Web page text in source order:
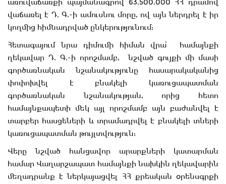
առուվաճառքի պայմանագրով 63.500.000 ՀՀ դրամով
վաճառել է Դ. Գ.-ի ամուսնու մորը, ով այն ներդրել է իր
կողմից հիմնադրված ընկերությունում:
Հետագայում նրա դիմումի հիման վրա՝ համայնքի
ղեկավար Դ. Գ.-ի որոշմամբ, նշված գույքի մի մասի
գործառնական նշանակությունը հասարակականից
փոփոխվել է բնակելի կառուցապատման
գործառնական նշանակության, որից հետո
համայնքապետի մեկ այլ որոշմամբ այն բաժանվել է
տարբեր հասցեների և տրամադրվել է բնակելի տների
կառուցապատման թույլտվություն:
Վերը նշված հանցավոր արարքների կատարման
համար Վաղարշապատ համայնքի նախկին ղեկավարին
մեղադրանք է ներկայացվել ՀՀ քրեական օրենսգրքի